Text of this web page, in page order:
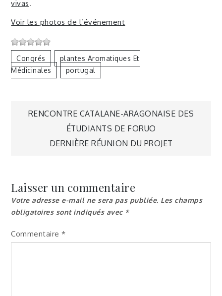
vivas.
Voir les photos de l’événement
Congrés
Plantes Aromatiques Et
Médicinales
Portugal
Navigation
RENCONTRE CATALANE-ARAGONAISE DES
ÉTUDIANTS DE FORUO
DERNIÈRE RÉUNION DU PROJET
Laisser un commentaire
Votre adresse e-mail ne sera pas publiée. Les champs
obligatoires sont indiqués avec *
Commentaire*